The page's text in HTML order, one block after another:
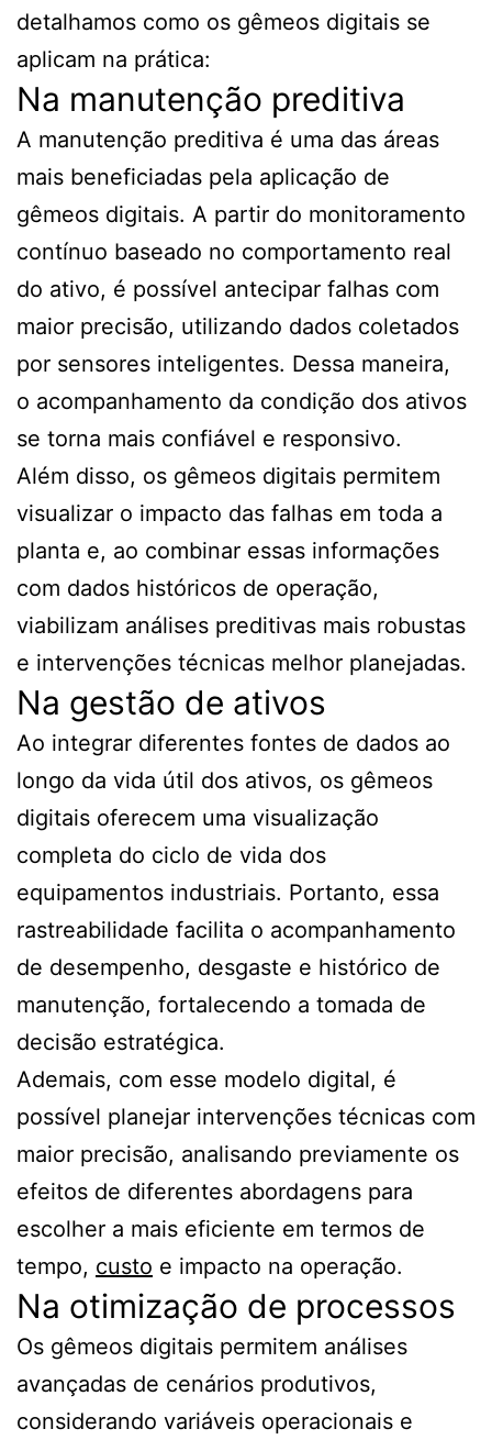
detalhamos como os gêmeos digitais se
aplicam na prática:
Na manutenção preditiva
A manutenção preditiva é uma das áreas
mais beneficiadas pela aplicação de
gêmeos digitais. A partir do monitoramento
contínuo baseado no comportamento real
do ativo, é possível antecipar falhas com
maior precisão, utilizando dados coletados
por sensores inteligentes. Dessa maneira,
o acompanhamento da condição dos ativos
se torna mais confiável e responsivo.
Além disso, os gêmeos digitais permitem
visualizar o impacto das falhas em toda a
planta e, ao combinar essas informações
com dados históricos de operação,
viabilizam análises preditivas mais robustas
e intervenções técnicas melhor planejadas.
Na gestão de ativos
Ao integrar diferentes fontes de dados ao
longo da vida útil dos ativos, os gêmeos
digitais oferecem uma visualização
completa do ciclo de vida dos
equipamentos industriais. Portanto, essa
rastreabilidade facilita o acompanhamento
de desempenho, desgaste e histórico de
manutenção, fortalecendo a tomada de
decisão estratégica.
Ademais, com esse modelo digital, é
possível planejar intervenções técnicas com
maior precisão, analisando previamente os
efeitos de diferentes abordagens para
escolher a mais eficiente em termos de
tempo, custo e impacto na operação.
Na otimização de processos
Os gêmeos digitais permitem análises
avançadas de cenários produtivos,
considerando variáveis operacionais e